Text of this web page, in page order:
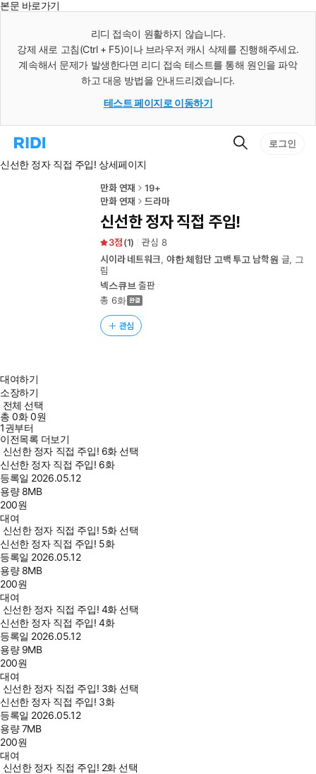
본문 바로가기
리디 접속이 원활하지 않습니다.
강제 새로 고침(Ctrl + F5)이나 브라우저 캐시 삭제를 진행해주세요.
계속해서 문제가 발생한다면 리디 접속 테스트를 통해 원인을 파악
하고 대응 방법을 안내드리겠습니다.
테스트 페이지로 이동하기
리
홈
검
로그인
신선한 정자 직접 주입! 상세페이지
만화 연재
19+
만화 연재
드라마
신선한 정자 직접 주입!
3 (1) 관심 8
시이라 네트워크, 야한 체험단 고백 투고 남학원 글, 그
림
넥스큐브 출판
총 6화
관심
대여하기
소장하기
전체 선택
총0화0원
1권부터
이전목록 더보기
신선한 정자 직접 주입! 6화 선택
신선한 정자 직접 주입! 6화
등록일 2026.05.12
용량 8MB
200원
대여
신선한 정자 직접 주입! 5화 선택
신선한 정자 직접 주입! 5화
등록일 2026.05.12
용량 8MB
200원
대여
신선한 정자 직접 주입! 4화 선택
신선한 정자 직접 주입! 4화
등록일 2026.05.12
용량 9MB
200원
대여
신선한 정자 직접 주입! 3화 선택
신선한 정자 직접 주입! 3화
등록일 2026.05.12
용량7MB
200원
대여
신선한 정자 직접 주입! 2화 선택